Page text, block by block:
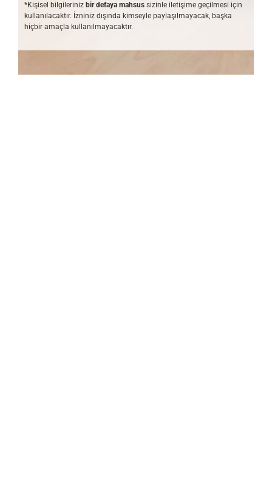
*Kişisel bilgileriniz bir defaya mahsus sizinle iletişime geçilmesi için
kullanılacaktır. İzniniz dışında kimseyle paylaşılmayacak, başka
hiçbir amaçla kullanılmayacaktır.